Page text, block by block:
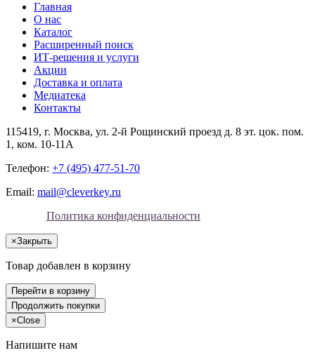
Главная
О нас
Каталог
Расширенный поиск
ИТ-решения и услуги
Акции
Доставка и оплата
Медиатека
Контакты
115419, г. Москва, ул. 2-й Рощинский проезд д. 8 эт. цок. пом.
1, ком. 10-11А
Телефон: +7 (495) 477-51-70
Email: mail@cleverkey.ru
Политика конфиденциальности
×Закрыть
Товар добавлен в корзину
Перейти в корзину
Продолжить покупки
×Close
Напишите нам